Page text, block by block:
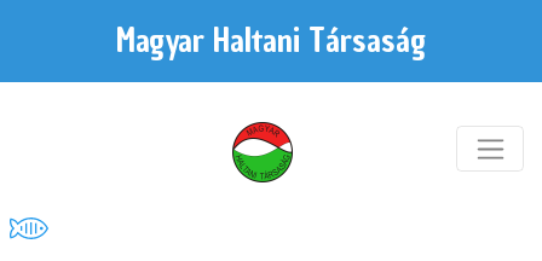
Magyar Haltani Társaság